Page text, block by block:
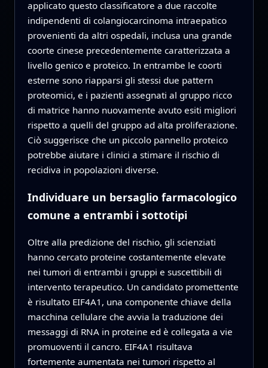
applicato questo classificatore a due raccolte
indipendenti di colangiocarcinoma intraepatico
provenienti da altri ospedali, inclusa una grande
coorte cinese precedentemente caratterizzata a
livello genico e proteico. In entrambe le coorti
esterne sono riapparsi gli stessi due pattern
proteomici, e i pazienti assegnati al gruppo ricco
di matrice hanno nuovamente avuto esiti migliori
rispetto a quelli del gruppo ad alta proliferazione.
Ciò suggerisce che un piccolo pannello proteico
potrebbe aiutare i clinici a stimare il rischio di
recidiva in popolazioni diverse.
Individuare un bersaglio farmacologico
comune a entrambi i sottotipi
Oltre alla predizione del rischio, gli scienziati
hanno cercato proteine costantemente elevate
nei tumori di entrambi i gruppi e suscettibili di
intervento terapeutico. Un candidato promettente
è risultato EIF4A1, una componente chiave della
macchina cellulare che avvia la traduzione dei
messaggi di RNA in proteine ed è collegata a vie
promuoventi il cancro. EIF4A1 risultava
fortemente aumentata nei tumori rispetto al